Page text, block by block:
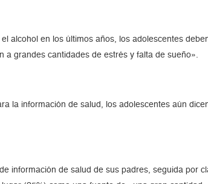
alcohol en los últimos años, los adolescentes
a grandes cantidades de estrés y falta de sueño».
la información de salud, los adolescentes aún
información de salud de sus padres, seguida por